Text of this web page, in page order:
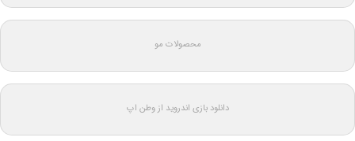
محصولات مو
دانلود بازی اندروید از وطن اپ